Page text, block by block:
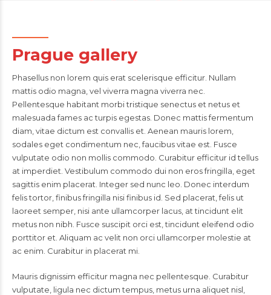
Prague gallery
Phasellus non lorem quis erat scelerisque efficitur. Nullam
mattis odio magna, vel viverra magna viverra nec.
Pellentesque habitant morbi tristique senectus et netus et
malesuada fames ac turpis egestas. Donec mattis fermentum
diam, vitae dictum est convallis et. Aenean mauris lorem,
sodales eget condimentum nec, faucibus vitae est. Fusce
vulputate odio non mollis commodo. Curabitur efficitur id tellus
at imperdiet. Vestibulum commodo dui non eros fringilla, eget
sagittis enim placerat. Integer sed nunc leo. Donec interdum
felis tortor, finibus fringilla nisi finibus id. Sed placerat, felis ut
laoreet semper, nisi ante ullamcorper lacus, at tincidunt elit
metus non nibh. Fusce suscipit orci est, tincidunt eleifend odio
porttitor et. Aliquam ac velit non orci ullamcorper molestie at
ac enim. Curabitur in placerat mi.
Mauris dignissim efficitur magna nec pellentesque. Curabitur
vulputate, ligula nec dictum tempus, metus urna aliquet nisl,